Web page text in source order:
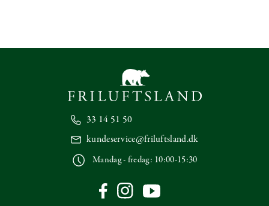
33 14 51 50
kundeservice@friluftsland.dk
Mandag - fredag: 10:00-15:30